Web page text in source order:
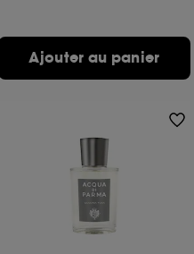
Ajouter au panier